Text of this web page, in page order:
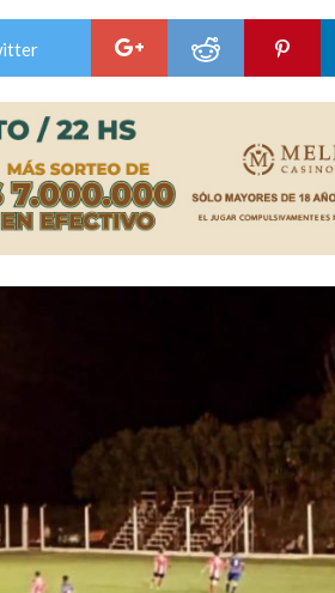
de malambo de Los Quirquinchos